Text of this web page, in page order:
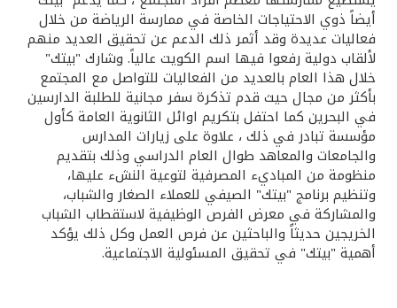
أيضاً ذوي الاحتياجات الخاصة في ممارسة الرياضة من خلال
فعاليات عديدة وقد أثمر ذلك الدعم عن تحقيق العديد منهم
لألقاب دولية رفعوا فيها اسم الكويت عالياً. وشارك "بيتك"
خلال هذا العام بالعديد من الفعاليات للتواصل مع المجتمع
بأكثر من مجال حيث قدم تذكرة سفر مجانية للطلبة الدارسين
في البحرين كما احتفل بتكريم اوائل الثانوية العامة كأول
مؤسسة تبادر في ذلك ، علاوة على زيارات المدارس
والجامعات والمعاهد طوال العام الدراسي وذلك بتقديم
منظومة من المباديء المصرفية لتوعية النشء عليها،
وتنظيم برنامج "بيتك" الصيفي للعملاء الصغار والشباب،
والمشاركة في معرض الفرص الوظيفية لاستقطاب الشباب
الخريجين حديثاً والباحثين عن فرص العمل وكل ذلك يؤكد
أهمية "بيتك" في تحقيق المسئولية الاجتماعية.